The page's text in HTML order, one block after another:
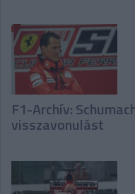
F1-Archív:
visszavonulást